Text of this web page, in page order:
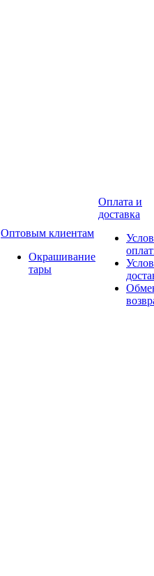
Оптовым клиентам
Окрашивание
тары
Оплата и
доставка